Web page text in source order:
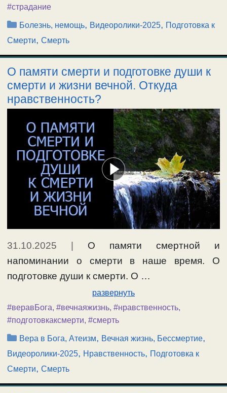
#страдание
Рубрики
Болезнь, немощь, Видеоролики-2025, Подготовка к
Смерти, Смерть
О памяти смерти и подготовке души к
смерти и жизни вечной. Откуда
нравственность?
31.10.2025
О памяти смертной и
напоминании о смерти в наше время. О
подготовке души к смерти. О …
развернуть
#веравБога, #вечнаяжизнь, #нравственность,
#подготовкаксмерти, #смерть
Рубрики
Вера в Бога, Атеизм, Вечная жизнь, Бессмертие,
Видеоролики-2025, Нравственность, Подготовка к
Смерти, Смерть